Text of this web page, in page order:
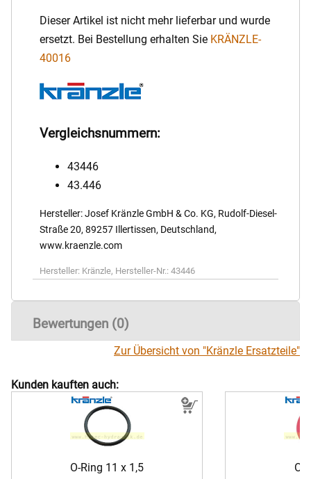
Dieser Artikel ist nicht mehr lieferbar und wurde
ersetzt. Bei Bestellung erhalten Sie KRÄNZLE-
40016
Vergleichsnummern:
43446
43.446
Hersteller: Josef Kränzle GmbH & Co. KG, Rudolf-Diesel-
Straße 20, 89257 Illertissen, Deutschland,
www.kraenzle.com
Hersteller: Kränzle, Hersteller-Nr.: 43446
Bewertungen (0)
Zur Übersicht von "Kränzle Ersatzteile"
Kunden kauften auch:
O-Ring 11 x 1,5 O-